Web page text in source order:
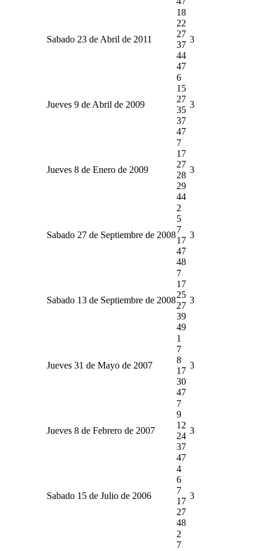
Sabado 23 de Abril de 2011
18
22
27
37
44
47
3
Jueves 9 de Abril de 2009
6
15
27
35
37
47
3
Jueves 8 de Enero de 2009
7
17
27
28
29
44
3
Sabado 27 de Septiembre de 2008
2
5
7
17
47
48
3
Sabado 13 de Septiembre de 2008
7
17
25
27
39
49
3
Jueves 31 de Mayo de 2007
1
7
8
17
30
47
3
Jueves 8 de Febrero de 2007
7
9
12
24
37
47
3
Sabado 15 de Julio de 2006
4
6
7
17
27
48
3
2
7